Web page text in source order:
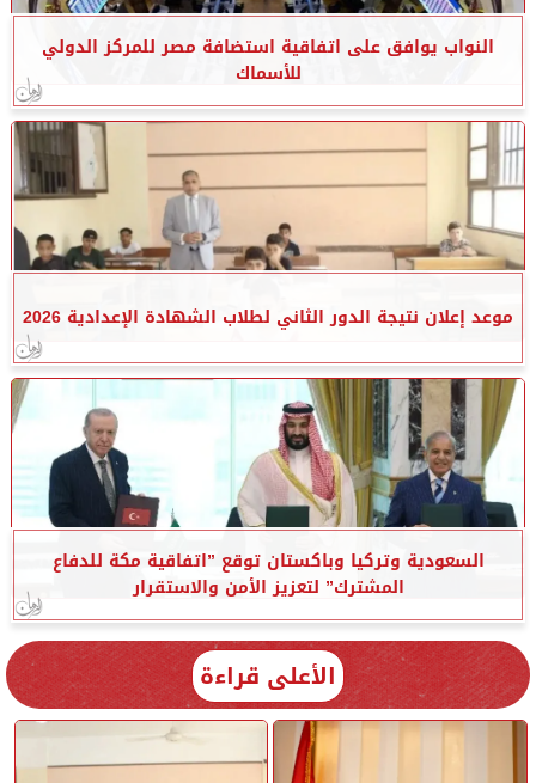
النواب يوافق على اتفاقية استضافة مصر للمركز الدولي
للأسماك
موعد إعلان نتيجة الدور الثاني لطلاب الشهادة الإعدادية 2026
السعودية وتركيا وباكستان توقع ”اتفاقية مكة للدفاع
المشترك” لتعزيز الأمن والاستقرار
الأعلى قراءة